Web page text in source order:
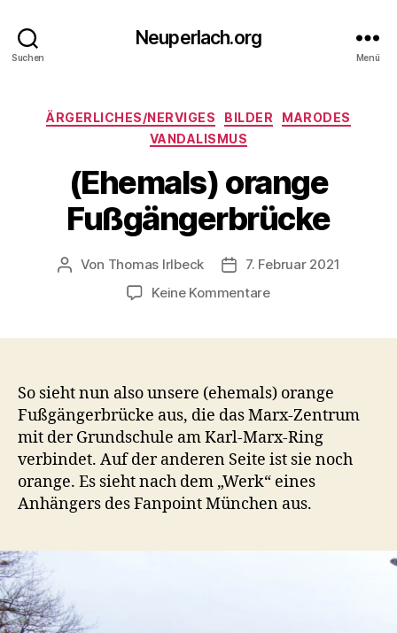
Suchen
Neuperlach.org
Menü
Kategorien
ÄRGERLICHES/NERVIGES BILDER
MARODES
VANDALISMUS
(Ehemals) orange
Fußgängerbrücke
Beitragsautor
Von Thomas Irlbeck Veröffentlichungsdatum
7. Februar 2021
Keine Kommentarezu
So sieht nun also unsere (ehemals) orange
Fußgängerbrücke aus, die das Marx-Zentrum
mit der Grundschule am Karl-Marx-Ring
verbindet. Auf der anderen Seite ist sie noch
orange. Es sieht nach dem „Werk“ eines
Anhängers des Fanpoint München aus.